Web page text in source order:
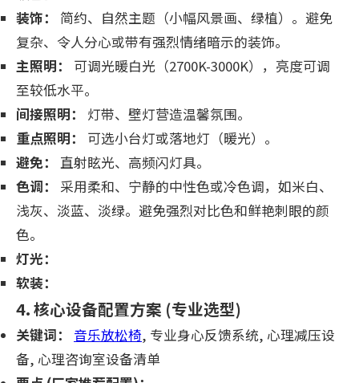
装饰：
简约、自然主题（小幅风景画、绿植）。避免
复杂、令人分心或带有强烈情绪暗示的装饰。
主照明：
可调光暖白光（2700K-3000K），亮度可调
至较低水平。
间接照明：
灯带、壁灯营造温馨氛围。
重点照明：
可选小台灯或落地灯（暖光）。
避免：
直射眩光、高频闪灯具。
色调：
采用柔和、宁静的中性色或冷色调，如米白、
浅灰、淡蓝、淡绿。避免强烈对比色和鲜艳刺眼的颜
色。
灯光：
软装：
4. 核心设备配置方案 (专业选型)
关键词： 音乐放松椅, 专业身心反馈系统, 心理减压设
备, 心理咨询室设备清单